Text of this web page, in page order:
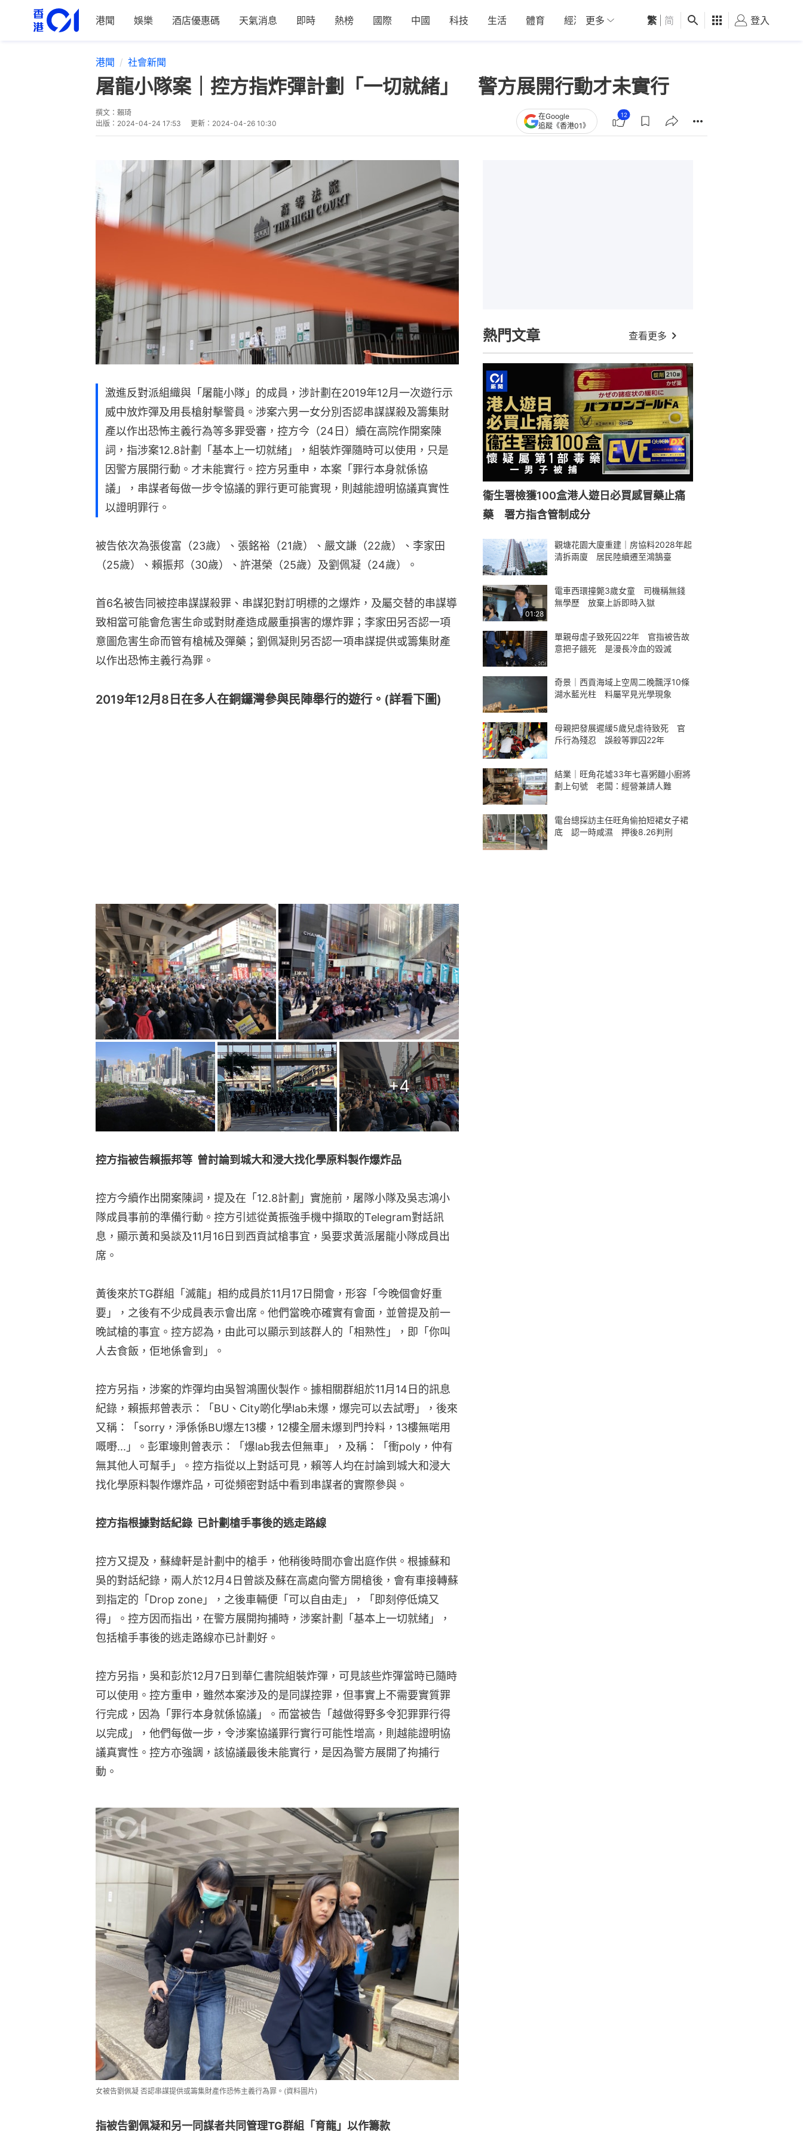
港聞 娛樂 酒店優惠碼 天氣消息 即時 熱榜 國際 中國 科技 生活 體育 經濟 01深圳 觀點 健康 好食玩飛
更多 繁 简 登入
港聞 社會新聞
屠龍小隊案｜控方指炸彈計劃「一切就緒」 警方展開行動才未實行
撰文： 賴琦
出版： 2024-04-24 17:53 更新： 2024-04-26 10:30
在Google
追蹤《香港01》
12
激進反對派組織與「屠龍小隊」的成員，涉計劃在2019年12月一次遊行示
威中放炸彈及用長槍射擊警員。涉案六男一女分別否認串謀謀殺及籌集財
產以作出恐怖主義行為等多罪受審，控方今（24日）續在高院作開案陳
詞，指涉案12.8計劃「基本上一切就緒」，組裝炸彈隨時可以使用，只是
因警方展開行動。才未能實行。控方另重申，本案「罪行本身就係協
議」，串謀者每做一步令協議的罪行更可能實現，則越能證明協議真實性
以證明罪行。
被告依次為張俊富（23歲）、張銘裕（21歲）、嚴文謙（22歲）、李家田
（25歲）、賴振邦（30歲）、許湛榮（25歲）及劉佩凝（24歲）。
首6名被告同被控串謀謀殺罪、串謀犯對訂明標的之爆炸，及屬交替的串謀導
致相當可能會危害生命或對財產造成嚴重損害的爆炸罪；李家田另否認一項
意圖危害生命而管有槍械及彈藥；劉佩凝則另否認一項串謀提供或籌集財產
以作出恐怖主義行為罪。
2019年12月8日在多人在銅鑼灣參與民陣舉行的遊行。(詳看下圖)
+4
控方指被告賴振邦等  曾討論到城大和浸大找化學原料製作爆炸品
控方今續作出開案陳詞，提及在「12.8計劃」實施前，屠隊小隊及吳志鴻小
隊成員事前的準備行動。控方引述從黃振強手機中擷取的Telegram對話訊
息，顯示黃和吳談及11月16日到西貢試槍事宜，吳要求黃派屠龍小隊成員出
席。
黃後來於TG群組「滅龍」相約成員於11月17日開會，形容「今晚個會好重
要」，之後有不少成員表示會出席。他們當晚亦確實有會面，並曾提及前一
晚試槍的事宜。控方認為，由此可以顯示到該群人的「相熟性」，即「你叫
人去食飯，佢地係會到」。
控方另指，涉案的炸彈均由吳智鴻團伙製作。據相關群組於11月14日的訊息
紀錄，賴振邦曾表示：「BU、City啲化學lab未爆，爆完可以去試嘢」，後來
又稱：「sorry，淨係係BU爆左13樓，12樓全層未爆到門拎料，13樓無啱用
嘅嘢...」。彭軍壕則曾表示：「爆lab我去但無車」，及稱：「衝poly，仲有
無其他人可幫手」。控方指從以上對話可見，賴等人均在討論到城大和浸大
找化學原料製作爆炸品，可從頻密對話中看到串謀者的實際參與。
控方指根據對話紀錄  已計劃槍手事後的逃走路線
控方又提及，蘇緯軒是計劃中的槍手，他稍後時間亦會出庭作供。根據蘇和
吳的對話紀錄，兩人於12月4日曾談及蘇在高處向警方開槍後，會有車接轉蘇
到指定的「Drop zone」，之後車輛便「可以自由走」，「即刻停低燒又
得」。控方因而指出，在警方展開拘捕時，涉案計劃「基本上一切就緒」，
包括槍手事後的逃走路線亦已計劃好。
控方另指，吳和彭於12月7日到華仁書院組裝炸彈，可見該些炸彈當時已隨時
可以使用。控方重申，雖然本案涉及的是同謀控罪，但事實上不需要實質罪
行完成，因為「罪行本身就係協議」。而當被告「越做得野多令犯罪罪行得
以完成」，他們每做一步，令涉案協議罪行實行可能性增高，則越能證明協
議真實性。控方亦強調，該協議最後未能實行，是因為警方展開了拘捕行
動。
女被告劉佩凝 否認串謀提供或籌集財產作恐怖主義行為罪。(資料圖片)
指被告劉佩凝和另一同謀者共同管理TG群組「育龍」以作籌款
熱門文章 查看更多
衞生署檢獲100盒港人遊日必買感冒藥止痛
藥 署方指含管制成分
觀塘花園大廈重建｜房協料2028年起
清拆兩廈 居民陸續遷至鴻鵠臺
01:28
電車西環撞斃3歲女童 司機稱無錢
無學歷 放棄上訴即時入獄
單親母虐子致死囚22年 官指被告故
意把子餓死 是漫長冷血的毀滅
奇景｜西貢海域上空周二晚飄浮10條
湖水藍光柱 料屬罕見光學現象
母親把發展遲緩5歲兒虐待致死 官
斥行為殘忍 誤殺等罪囚22年
結業｜旺角花墟33年七喜粥麵小廚將
劃上句號 老闆：經營兼請人難
電台總採訪主任旺角偷拍短裙女子裙
底 認一時咸濕 押後8.26判刑